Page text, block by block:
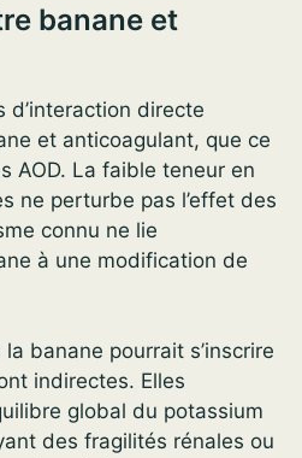
banane et
d’interaction directe
et anticoagulant, que ce
AOD. La faible teneur en
ne perturbe pas l’effet des
connu ne lie
à une modification de
banane pourrait s’inscrire
indirectes. Elles
global du potassium
des fragilités rénales ou